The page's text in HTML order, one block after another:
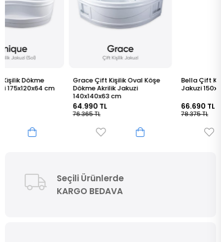
Grace Çift Kişilik Oval Köşe
Dökme Akrilik Jakuzi
Bella Çift Kişilik Dökme Akrilik
Jakuzi 150x100x60 cm
Seçili Ürünlerde
KARGO BEDAVA